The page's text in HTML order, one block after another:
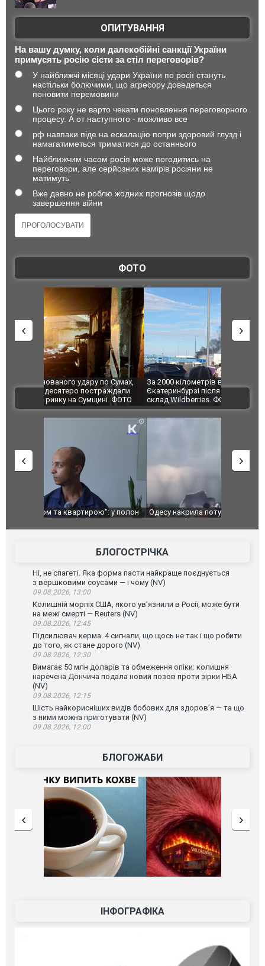
ОПИТУВАННЯ
На вашу думку, коли далекобійні санкції України
примусять росію сісти за стіл переговорів?
У найближчі місяці удари України по росії стануть
настільки болючими, що агресору доведеться
поновити перемовини
Цього року не варто чекати поновлення переговорного
процесу. А от наступного - можливо все
рф навпаки піде на ескалацію попри здоровий глузд і
намагатиметься триматися до останнього
Найближчим часом росія може погодитись на
переговори, але серйозних намірів росіяни не
матимуть
Вже давно не роблю жодних прогнозів щодо
завершення війни
ФОТО
За 2000 кілометрів від кордону з Україною: в
Єкатеринбурзі після атаки дронів загорівся
склад Wildberries. ФОТО. ВІДЕО
"Мої
ВІДЕО
Одесу накрила потужна злива з градом та
Вже
БЛОГОСТРІЧКА
Ні, не спагеті. Яка форма пасти найкраще поєднується
з вершковими соусами — і чому (NV)
09.08.2026, 13:00
Колишній морпіх США, якого ув’язнили в Росії, може бути
на межі смерті — Reuters (NV)
09.08.2026, 12:45
Підсилювач керма. 4 сигнали, що щось не так і що робити
до того, як стане дорого (NV)
09.08.2026, 12:30
Вимагає 50 млн доларів та обмеження опіки: колишня
наречена Дончича подала новий позов проти зірки НБА
(NV)
09.08.2026, 12:15
Шість найкорисніших видів бобових для здоров’я — та що
з ними можна приготувати (NV)
09.08.2026, 12:00
БЛОГОЖАБИ
ІНФОГРАФІКА